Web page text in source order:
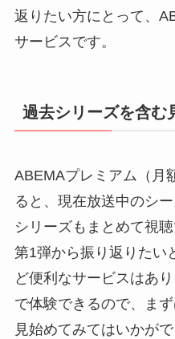
返りたい方にとって、
サービスです。
過去シリーズを含む
ABEMAプレミアム（月
ると、現在放送中のシ
シリーズもまとめて視
第1弾から振り返りたい
ど便利なサービスはあ
で体験できるので、ま
見始めてみてはいかがで